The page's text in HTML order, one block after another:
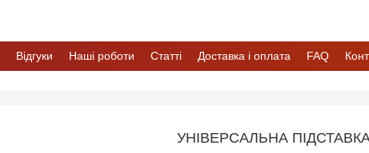
Відгуки Наші роботи Статті Доставка і оплата FAQ
УНІВЕРСАЛЬНА